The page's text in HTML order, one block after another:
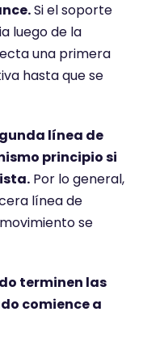
Si el soporte
luego de la
una primera
hasta que se
línea de
principio si
Por lo general,
línea de
se
terminen las
comience a